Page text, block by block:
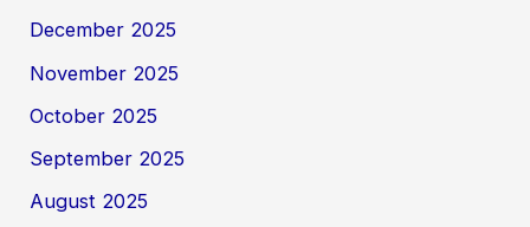
December 2025
November 2025
October 2025
September 2025
August 2025